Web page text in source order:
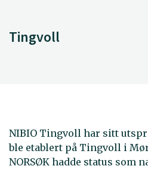
Tingvoll
NIBIO Tingvoll har sitt
ble etablert på Tingvoll i
NORSØK hadde status som